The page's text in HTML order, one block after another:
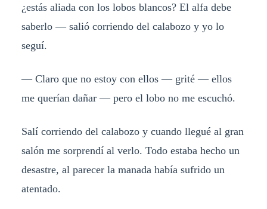
¿estás aliada con los lobos blancos? El alfa debe
saberlo — salió corriendo del calabozo y yo lo
seguí.
— Claro que no estoy con ellos — grité — ellos
me querían dañar — pero el lobo no me escuchó.
Salí corriendo del calabozo y cuando llegué al gran
salón me sorprendí al verlo. Todo estaba hecho un
desastre, al parecer la manada había sufrido un
atentado.